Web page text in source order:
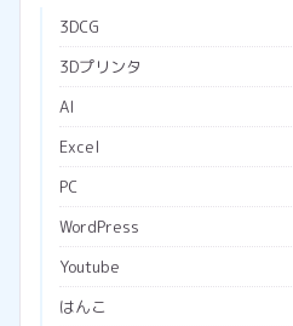
3DCG
3Dプリンタ
AI
Excel
PC
WordPress
Youtube
はんこ